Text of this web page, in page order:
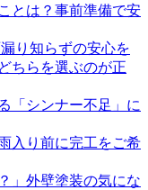
とは？事前準備で安
り知らずの安心を
ちらを選ぶのが正
「シンナー不足」に
入り前に完工をご希
」外壁塗装の気にな